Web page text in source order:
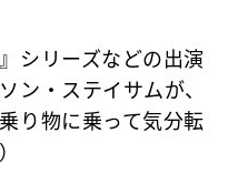
シリーズなどの出演
ン・ステイサムが、
り物に乗って気分転